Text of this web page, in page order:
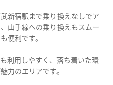
新宿駅まで乗り換えなしでア
山手線への乗り換えもスムー
便利です。
利用しやすく、落ち着いた環
力のエリアです。